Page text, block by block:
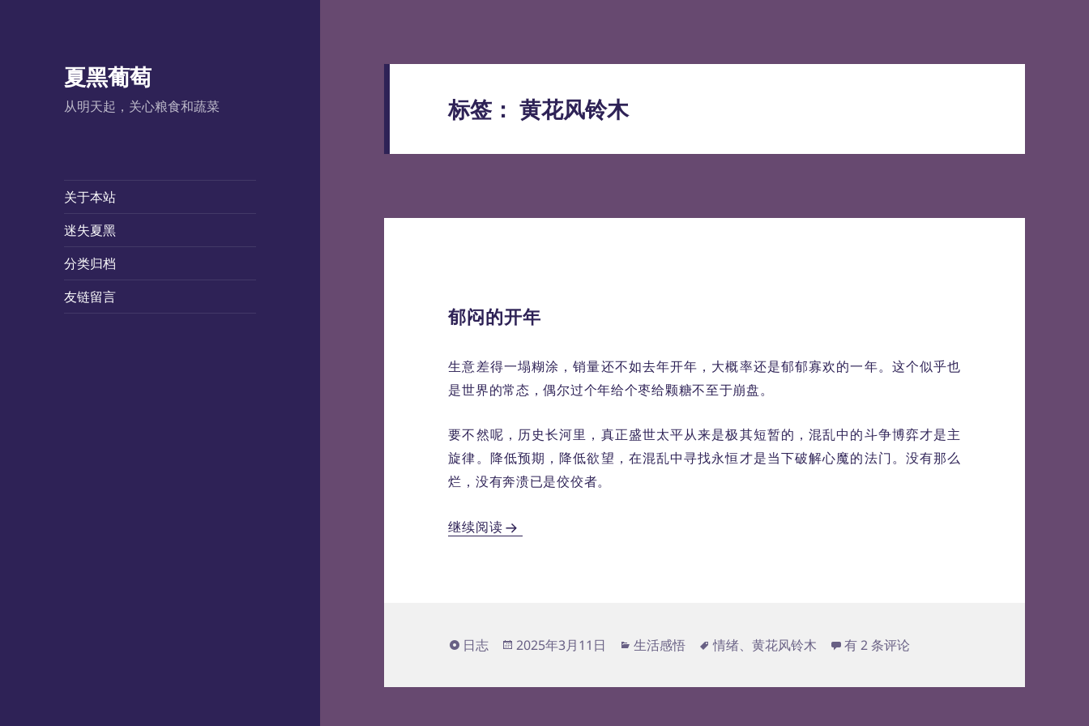
夏黑葡萄
从明天起，关心粮食和蔬菜
关于本站
迷失夏黑
分类归档
友链留言
标签：黄花风铃木
郁闷的开年
生意差得一塌糊涂，销量还不如去年开年，大概率还是郁郁寡欢的一年。这个似乎也
是世界的常态，偶尔过个年给个枣给颗糖不至于崩盘。
要不然呢，历史长河里，真正盛世太平从来是极其短暂的，混乱中的斗争博弈才是主
旋律。降低预期，降低欲望，在混乱中寻找永恒才是当下破解心魔的法门。没有那么
烂，没有奔溃已是佼佼者。
继续阅读郁闷的开年
格
日志
发
于
2025年3月11日
分
生活感悟
标
情绪、黄花风铃木 郁闷的开年
有 2 条评论